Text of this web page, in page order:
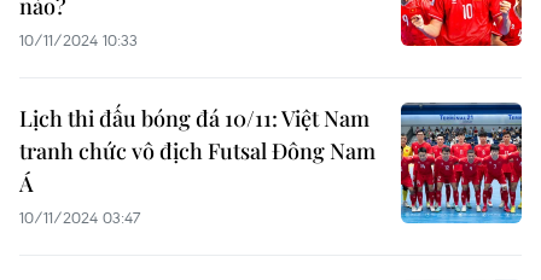
nào?
10/11/2024 10:33
Lịch thi đấu bóng đá 10/11: Việt Nam
tranh chức vô địch Futsal Đông Nam
Á
10/11/2024 03:47